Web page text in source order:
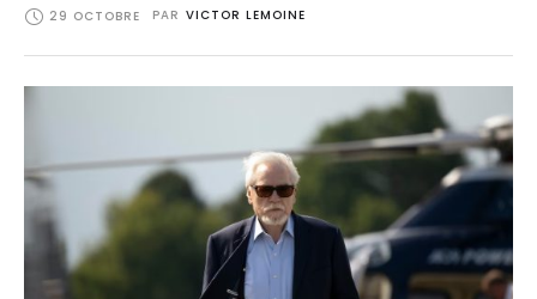
29 OCTOBRE PAR VICTOR LEMOINE